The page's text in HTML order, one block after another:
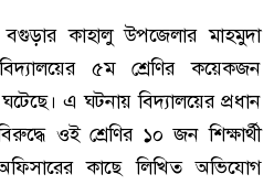
বগুড়ার কাহালু উপজেলার মাহমুদা
৫ম শ্রেণির কয়েকজন
ঘটেছে। এ ঘটনায় বিদ্যালয়ের প্রধান
ওই শ্রেণির ১০ জন শিক্ষার্থী
কাছে লিখিত অভিযোগ